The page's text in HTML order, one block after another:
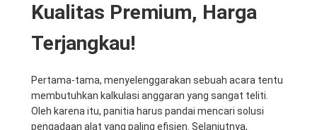
Kualitas Premium, Harga
Terjangkau!
Pertama-tama, menyelenggarakan sebuah acara tentu
membutuhkan kalkulasi anggaran yang sangat teliti.
Oleh karena itu, panitia harus pandai mencari solusi
pengadaan alat yang paling efisien. Selanjutnya,